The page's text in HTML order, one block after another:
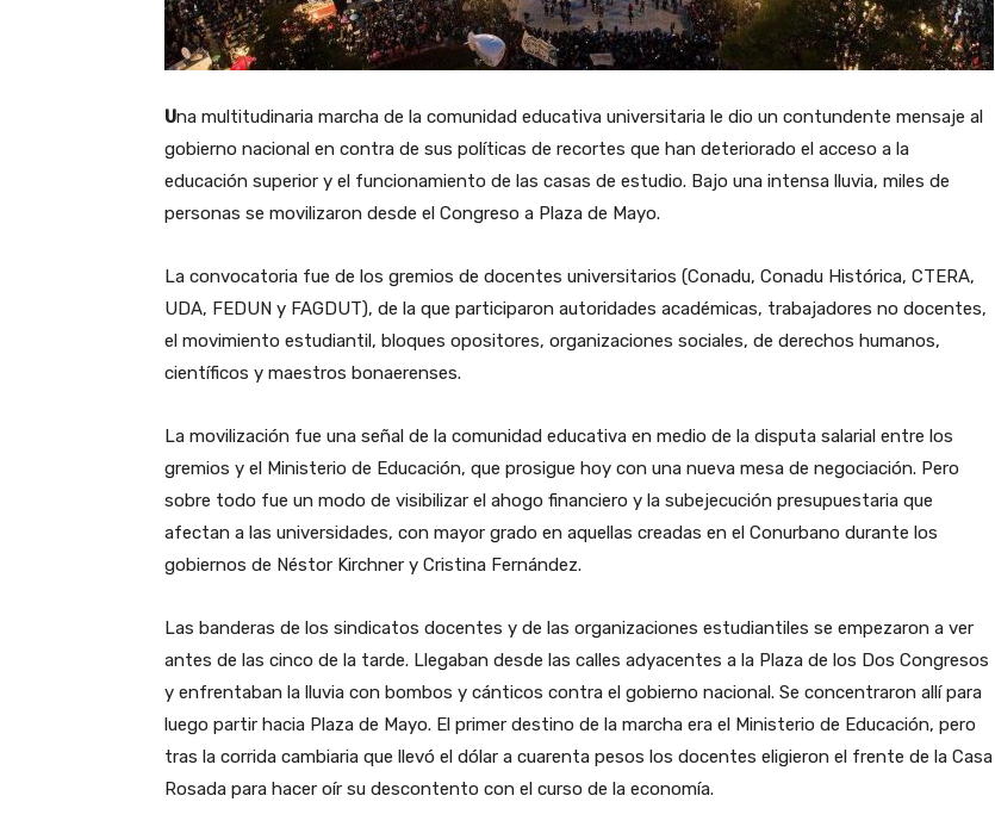
Una multitudinaria marcha de la comunidad educativa universitaria le dio un contundente mensaje al
gobierno nacional en contra de sus políticas de recortes que han deteriorado el acceso a la
educación superior y el funcionamiento de las casas de estudio. Bajo una intensa lluvia, miles de
personas se movilizaron desde el Congreso a Plaza de Mayo.
La convocatoria fue de los gremios de docentes universitarios (Conadu, Conadu Histórica, CTERA,
UDA, FEDUN y FAGDUT), de la que participaron autoridades académicas, trabajadores no docentes,
el movimiento estudiantil, bloques opositores, organizaciones sociales, de derechos humanos,
científicos y maestros bonaerenses.
La movilización fue una señal de la comunidad educativa en medio de la disputa salarial entre los
gremios y el Ministerio de Educación, que prosigue hoy con una nueva mesa de negociación. Pero
sobre todo fue un modo de visibilizar el ahogo financiero y la subejecución presupuestaria que
afectan a las universidades, con mayor grado en aquellas creadas en el Conurbano durante los
gobiernos de Néstor Kirchner y Cristina Fernández.
Las banderas de los sindicatos docentes y de las organizaciones estudiantiles se empezaron a ver
antes de las cinco de la tarde. Llegaban desde las calles adyacentes a la Plaza de los Dos Congresos
y enfrentaban la lluvia con bombos y cánticos contra el gobierno nacional. Se concentraron allí para
luego partir hacia Plaza de Mayo. El primer destino de la marcha era el Ministerio de Educación, pero
tras la corrida cambiaria que llevó el dólar a cuarenta pesos los docentes eligieron el frente de la Casa
Rosada para hacer oír su descontento con el curso de la economía.